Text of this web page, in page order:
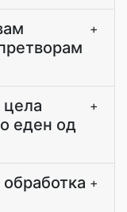
+
еден од
+
обработка +